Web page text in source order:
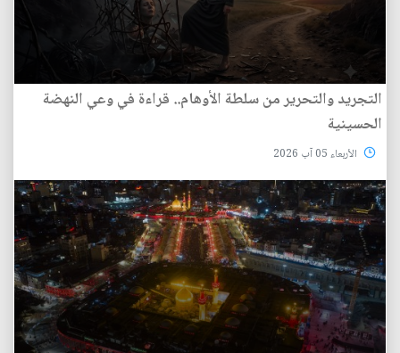
التجريد والتحرير من سلطة الأوهام.. قراءة في وعي النهضة
الحسينية
الأربعاء 05 آب 2026